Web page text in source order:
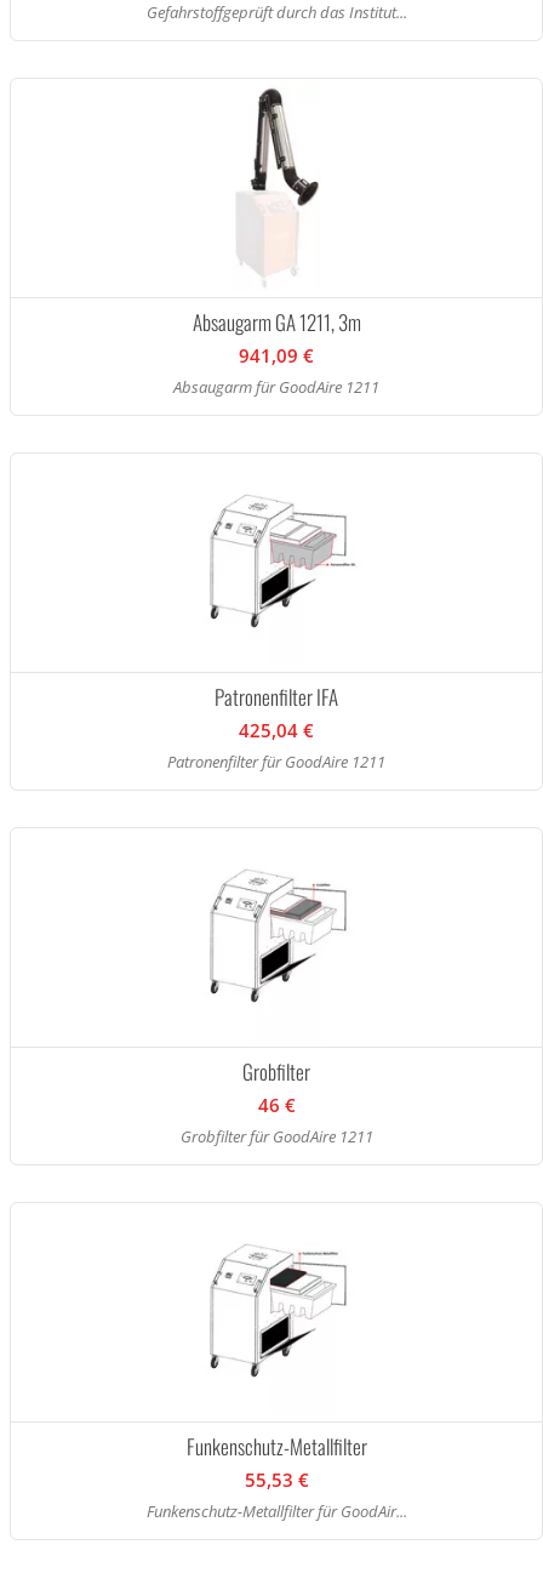
Gefahrstoffgeprüft durch das Institut...
Absaugarm GA 1211, 3m
941,09 €
Absaugarm für GoodAire 1211
Patronenfilter IFA
425,04 €
Patronenfilter für GoodAire 1211
Grobfilter
46 €
Grobfilter für GoodAire 1211
Funkenschutz-Metallfilter
55,53 €
Funkenschutz-Metallfilter für GoodAir...